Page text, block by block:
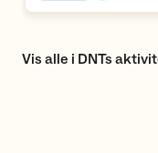
Vis alle i DNTs